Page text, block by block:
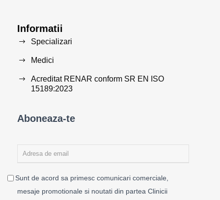
Informatii
Specializari
Medici
Acreditat RENAR conform SR EN ISO
15189:2023
Aboneaza-te
Sunt de acord sa primesc comunicari comerciale,
mesaje promotionale si noutati din partea Clinicii